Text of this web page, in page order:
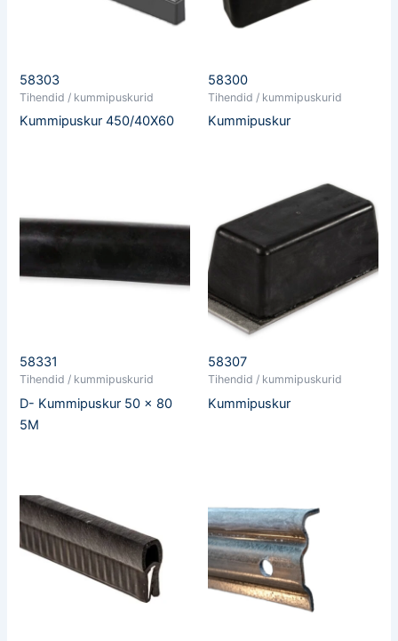
58303
Tihendid / kummipuskurid
Kummipuskur 450/40X60
58300
Tihendid / kummipuskurid
Kummipuskur
58331
Tihendid / kummipuskurid
D- Kummipuskur 50 x 80
5M
58307
Tihendid / kummipuskurid
Kummipuskur